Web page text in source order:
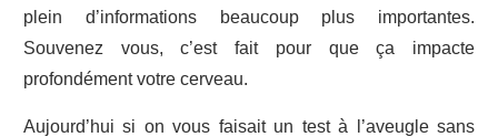
plein d’informations beaucoup plus importantes.
Souvenez vous, c’est fait pour que ça impacte
profondément votre cerveau.
Aujourd’hui si on vous faisait un test à l’aveugle sans